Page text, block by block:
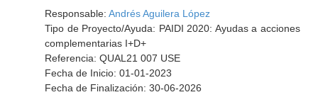
Responsable: Andrés Aguilera López
Tipo de Proyecto/Ayuda: PAIDI 2020: Ayudas a acciones
complementarias I+D+
Referencia: QUAL21 007 USE
Fecha de Inicio: 01-01-2023
Fecha de Finalización: 30-06-2026